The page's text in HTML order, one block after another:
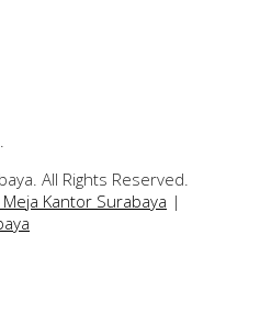
All Rights Reserved.
Kantor Surabaya |